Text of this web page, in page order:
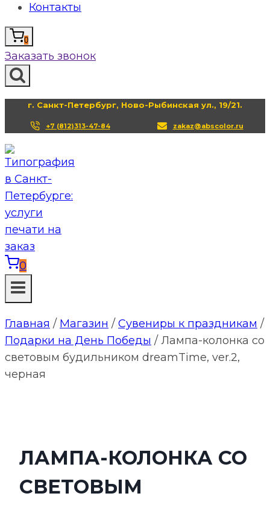
Контакты
0
Заказать звонок
г. Санкт-Петербург, Ново-Рыбинская ул., 19/21.
+7 (812)313-47-84 zakaz@abscolor.ru
0
Главная / Магазин / Сувениры к праздникам /
Подарки на День Победы / Лампа-колонка со
световым будильником dreamTime, ver.2,
черная
ЛАМПА-КОЛОНКА СО
СВЕТОВЫМ